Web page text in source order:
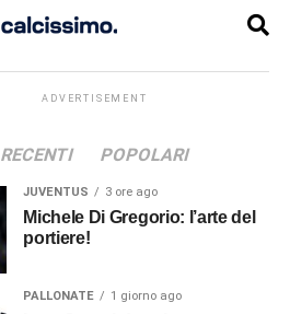
ADVERTISEMENT
RECENTI POPOLARI
JUVENTUS 3 ore ago
Michele Di Gregorio: l’arte del
portiere!
PALLONATE 1 giorno ago